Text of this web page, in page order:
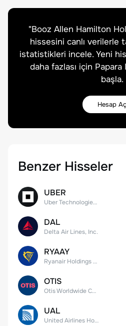
"Booz Allen Hamilton
hissesini canlı verilerle
istatistikleri incele. Yeni
daha fazlası için Papara
başla.
Hesap Aç
Benzer Hisseler
UBER
Uber Technologies, Inc.
DAL
Delta Air Lines, Inc.
RYAAY
Ryanair Holdings plc American Depositary Shares
OTIS
Otis Worldwide Corporation
UAL
United Airlines Holdings, Inc. Common Stock